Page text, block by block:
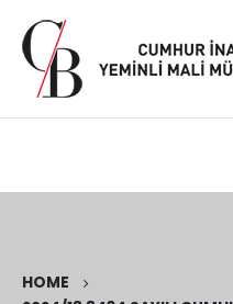
HOME